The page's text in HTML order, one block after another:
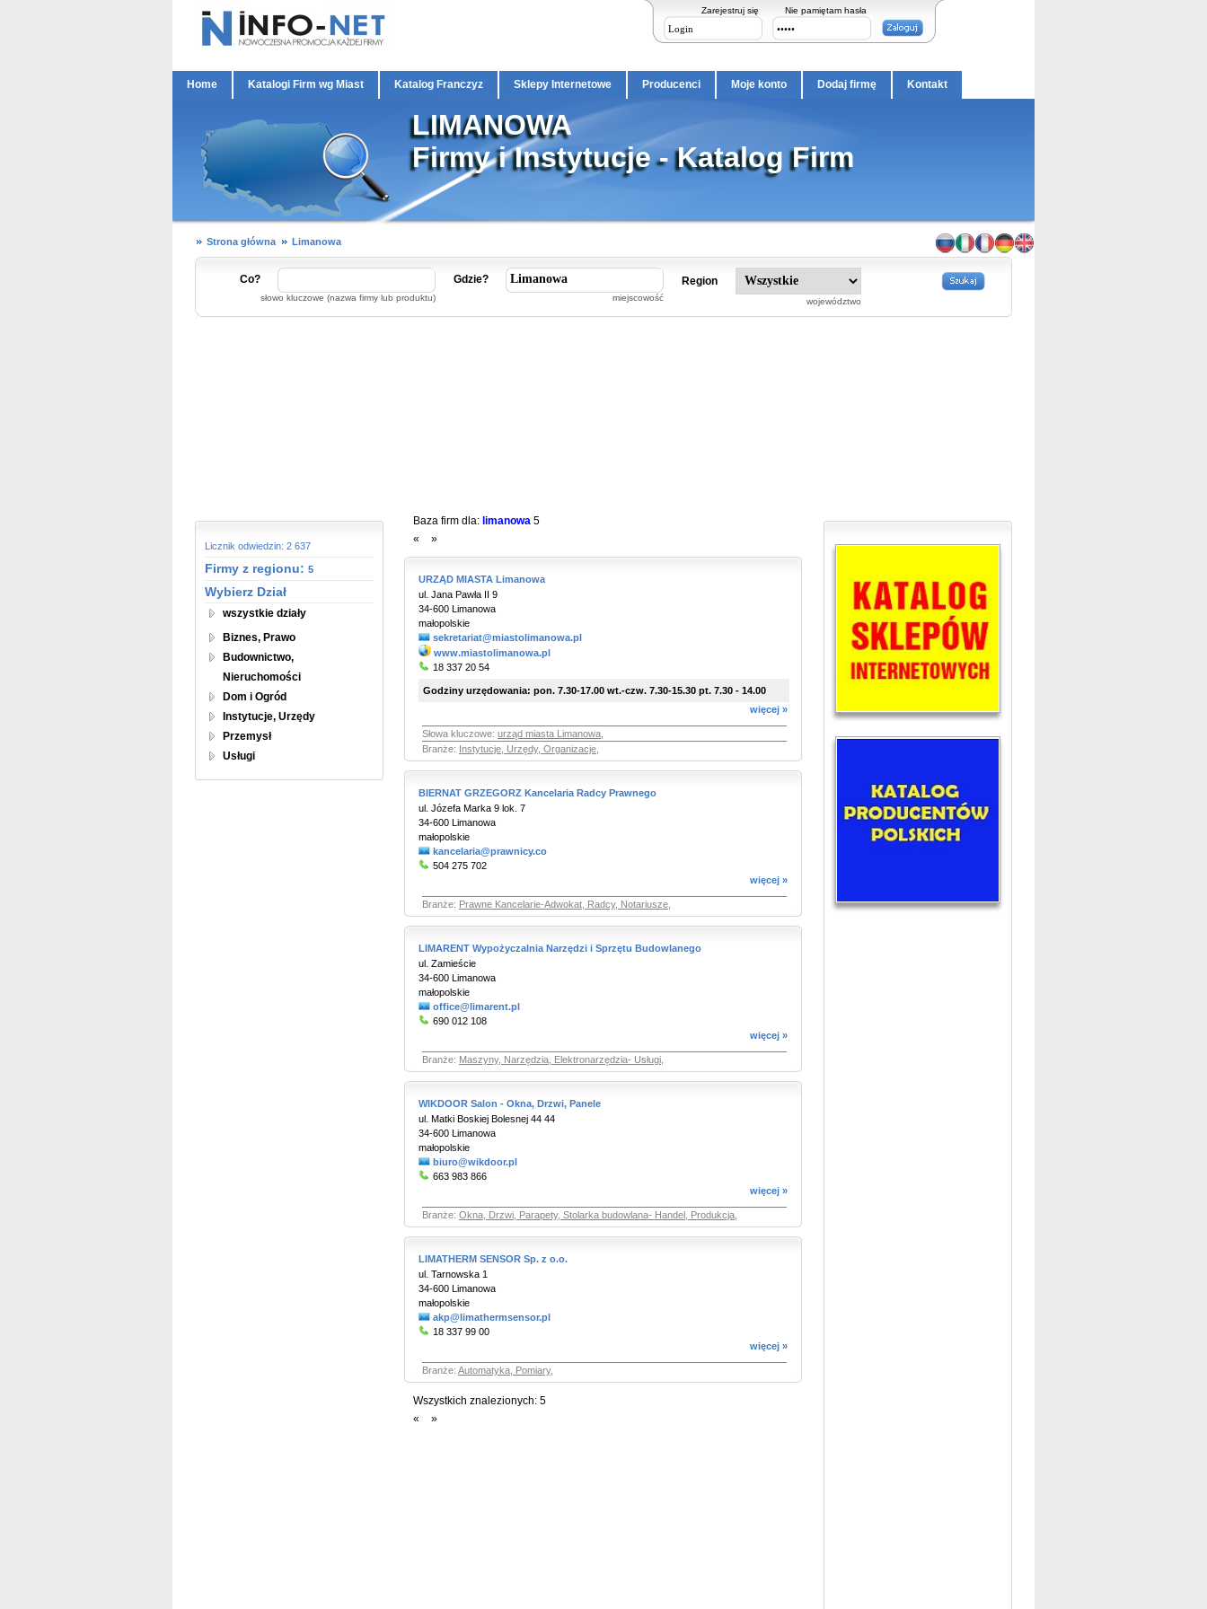
Zarejestruj się Nie pamiętam hasła
Home Katalogi Firm wg Miast Katalog Franczyz Sklepy Internetowe Producenci Moje konto Dodaj firmę Kontakt
LIMANOWA
Firmy i Instytucje - Katalog Firm
Strona główna Limanowa
Co?
słowo kluczowe (nazwa firmy lub produktu)
Gdzie?
miejscowość
Region
województwo
Licznik odwiedzin: 2 637
Firmy z regionu: 5
Wybierz Dział
wszystkie działy
Biznes, Prawo
Budownictwo,
Nieruchomości
Dom i Ogród
Instytucje, Urzędy
Przemysł
Usługi
Baza firm dla: limanowa 5
«
»
URZĄD MIASTA Limanowa
ul. Jana Pawła II 9
34-600 Limanowa
małopolskie
sekretariat@miastolimanowa.pl
www.miastolimanowa.pl
18 337 20 54
Godziny urzędowania: pon. 7.30-17.00 wt.-czw. 7.30-15.30 pt. 7.30 - 14.00
więcej »
Słowa kluczowe: urząd miasta Limanowa
Branże: Instytucje, Urzędy, Organizacje
BIERNAT GRZEGORZ Kancelaria Radcy Prawnego
ul. Józefa Marka 9 lok. 7
34-600 Limanowa
małopolskie
kancelaria@prawnicy.co
504 275 702
więcej »
Branże: Prawne Kancelarie-Adwokat, Radcy, Notariusze
LIMARENT Wypożyczalnia Narzędzi i Sprzętu Budowlanego
ul. Zamieście
34-600 Limanowa
małopolskie
office@limarent.pl
690 012 108
więcej »
Branże: Maszyny, Narzędzia, Elektronarzędzia- Usługi
WIKDOOR Salon - Okna, Drzwi, Panele
ul. Matki Boskiej Bolesnej 44 44
34-600 Limanowa
małopolskie
biuro@wikdoor.pl
663 983 866
więcej »
Branże: Okna, Drzwi, Parapety, Stolarka budowlana- Handel, Produkcja
LIMATHERM SENSOR Sp. z o.o.
ul. Tarnowska 1
34-600 Limanowa
małopolskie
akp@limathermsensor.pl
18 337 99 00
więcej »
Branże: Automatyka, Pomiary,
Wszystkich znalezionych: 5
«
»